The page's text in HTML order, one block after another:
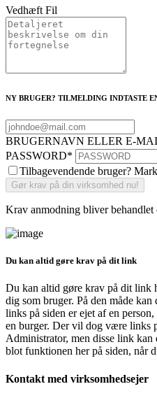
Vedhæft Fil
NY BRUGER? TILMELDING INDTASTE
BRUGERNAVN ELLER E-
PASSWORD*
Tilbagevendende bruger?
Krav anmodning bliver behandlet
Du kan altid gøre krav på dit link
Du kan altid gøre krav på dit link
dig som bruger. På den måde
links på siden er ejet af en
en burger. Der vil dog være links
Administrator, men disse link kan
blot funktionen her på siden, når
Kontakt med virksomhedsejer